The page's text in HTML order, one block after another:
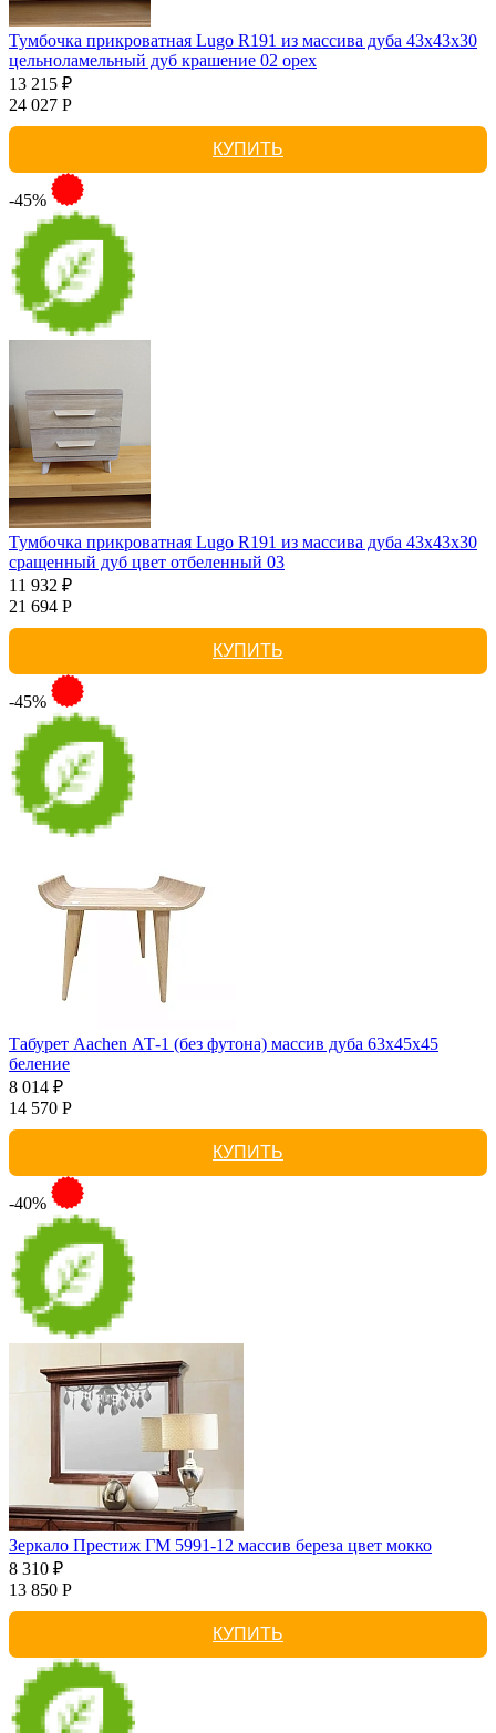
Тумбочка прикроватная Lugo R191 из массива дуба 43х43х30
цельноламельный дуб крашение 02 орех
13 215 ₽
24 027 Р
КУПИТЬ
-45%
Тумбочка прикроватная Lugo R191 из массива дуба 43х43х30
сращенный дуб цвет отбеленный 03
11 932 ₽
21 694 Р
КУПИТЬ
-45%
Табурет Aachen АТ-1 (без футона) массив дуба 63х45х45
беление
8 014 ₽
14 570 Р
КУПИТЬ
-40%
Зеркало Престиж ГМ 5991-12 массив береза цвет мокко
8 310 ₽
13 850 Р
КУПИТЬ